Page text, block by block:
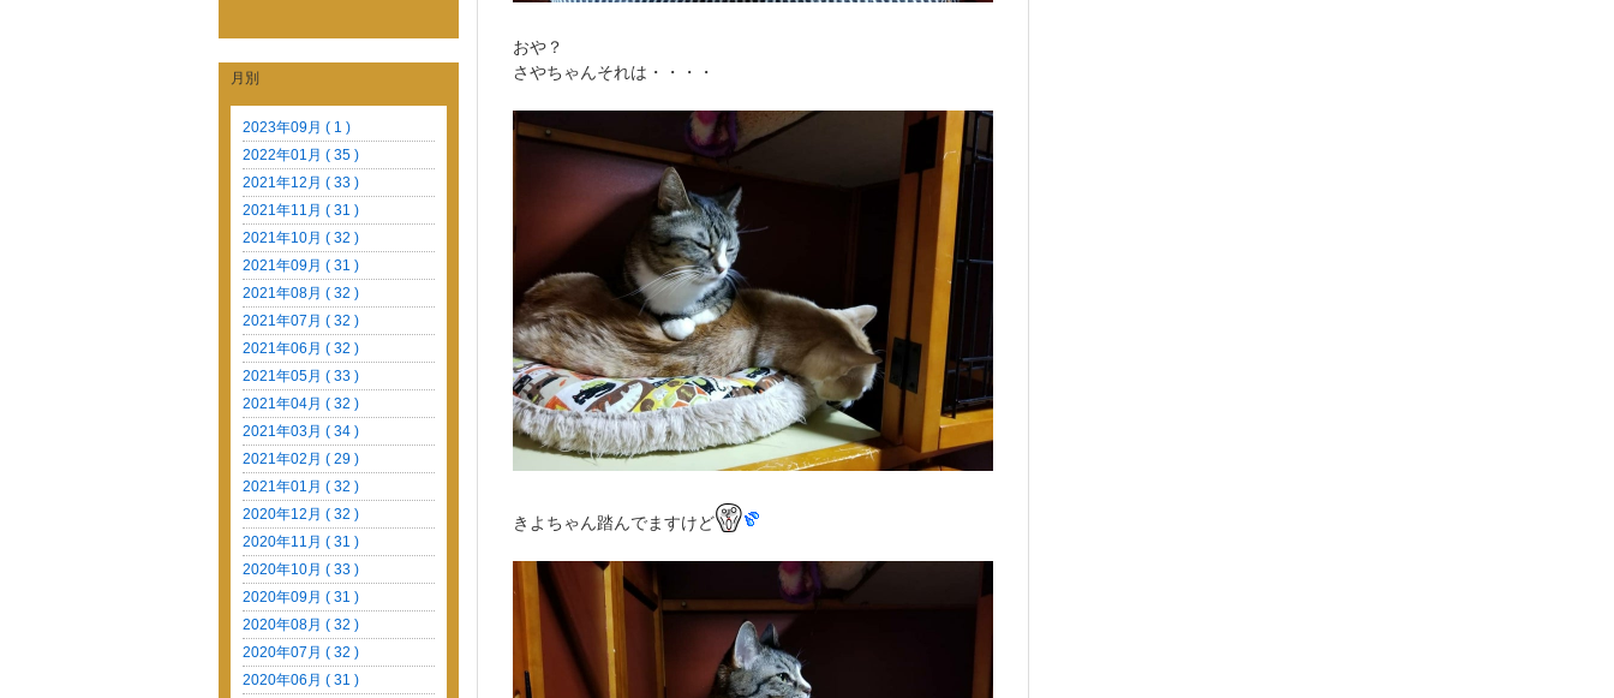
おや？
さやちゃんそれは・・・・
きよちゃん踏んでますけど
月別
2023年09月 ( 1 )
2022年01月 ( 35 )
2021年12月 ( 33 )
2021年11月 ( 31 )
2021年10月 ( 32 )
2021年09月 ( 31 )
2021年08月 ( 32 )
2021年07月 ( 32 )
2021年06月 ( 32 )
2021年05月 ( 33 )
2021年04月 ( 32 )
2021年03月 ( 34 )
2021年02月 ( 29 )
2021年01月 ( 32 )
2020年12月 ( 32 )
2020年11月 ( 31 )
2020年10月 ( 33 )
2020年09月 ( 31 )
2020年08月 ( 32 )
2020年07月 ( 32 )
2020年06月 ( 31 )